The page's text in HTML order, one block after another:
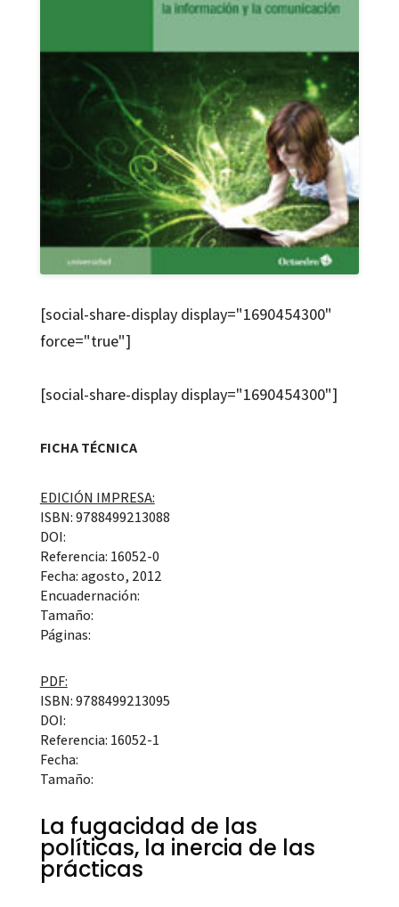
[social-share-display display="1690454300"
force="true"]
[social-share-display display="1690454300"]
FICHA TÉCNICA
EDICIÓN IMPRESA:
ISBN: 9788499213088
DOI:
Referencia: 16052-0
Fecha: agosto, 2012
Encuadernación:
Tamaño:
Páginas:
PDF:
ISBN: 9788499213095
DOI:
Referencia: 16052-1
Fecha:
Tamaño:
La fugacidad de las
políticas, la inercia de las
prácticas